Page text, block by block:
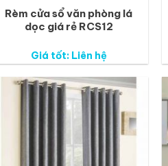
Rèm cửa sổ văn phòng lá
dọc giá rẻ RCS12
Giá tốt: Liên hệ